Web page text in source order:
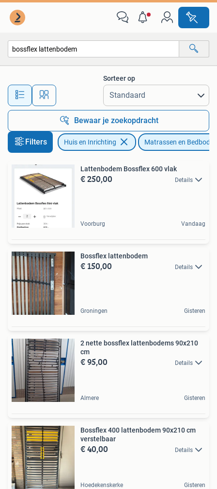
Alle afstanden…
Sorteer op
Bewaar je zoekopdracht
Filters Huis en Inrichting Matrassen en
Lattenbodem Bossflex 600 vlak
€ 250,00 Details
Voorburg Vandaag
Bossflex lattenbodem
€ 150,00 Details
Groningen Gisteren
2 nette bossflex lattenbodems 90x210
cm
€ 95,00 Details
Almere Gisteren
Bossflex 400 lattenbodem 90x210 cm
verstelbaar
€ 40,00 Details
Hoedekenskerke Gisteren